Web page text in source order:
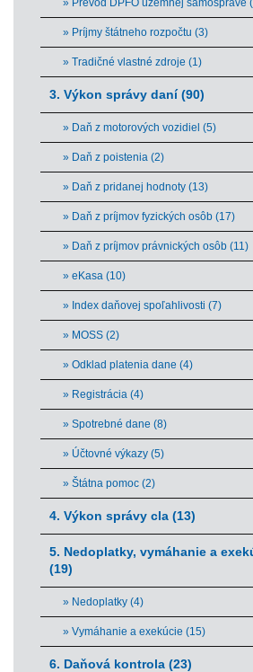
» Prevod DPFO územnej samospráve
» Príjmy štátneho rozpočtu (3)
» Tradičné vlastné zdroje (1)
3. Výkon správy daní (90)
» Daň z motorových vozidiel (5)
» Daň z poistenia (2)
» Daň z pridanej hodnoty (13)
» Daň z príjmov fyzických osôb (17)
» Daň z príjmov právnických osôb (11)
» eKasa (10)
» Index daňovej spoľahlivosti (7)
» MOSS (2)
» Odklad platenia dane (4)
» Registrácia (4)
» Spotrebné dane (8)
» Účtovné výkazy (5)
» Štátna pomoc (2)
4. Výkon správy cla (13)
5. Nedoplatky, vymáhanie a
(19)
» Nedoplatky (4)
» Vymáhanie a exekúcie (15)
6. Daňová kontrola (23)